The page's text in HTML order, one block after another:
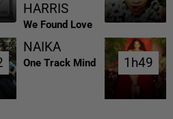
HARRIS
We Found Love
NAIKA
One Track Mind 1h49
1h49